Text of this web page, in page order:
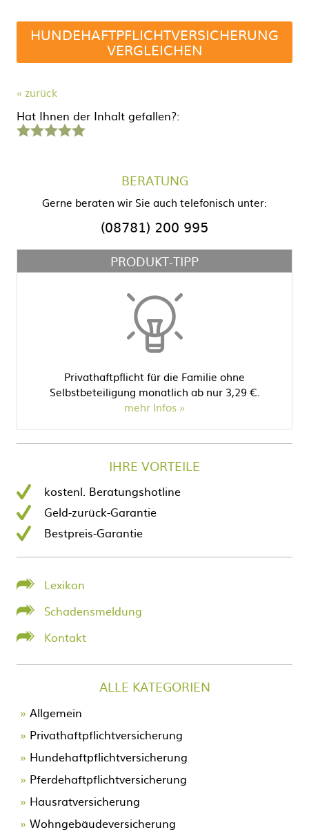
HUNDEHAFTPFLICHTVERSICHERUNG
VERGLEICHEN
« zurück
Hat Ihnen der Inhalt gefallen?:
Stern Sterne Sterne Sterne Sterne
BERATUNG
Gerne beraten wir Sie auch telefonisch unter:
(08781) 200 995
PRODUKT-TIPP
Privathaftpflicht für die Familie ohne
Selbstbeteiligung monatlich ab nur 3,29 €.
mehr Infos
IHRE VORTEILE
kostenl. Beratungshotline
Geld-zurück-Garantie
Bestpreis-Garantie
Lexikon
Schadensmeldung
Kontakt
ALLE KATEGORIEN
Allgemein
Privathaftpflichtversicherung
Hundehaftpflichtversicherung
Pferdehaftpflichtversicherung
Hausratversicherung
Wohngebäudeversicherung